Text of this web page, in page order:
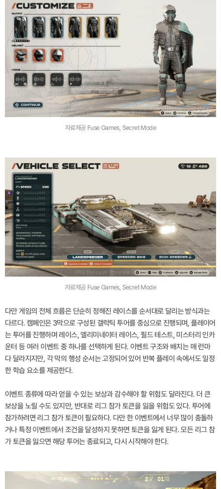
자료제공 Fuse Games, Secret Mode
자료제공 Fuse Games, Secret Mode
다만 게임의 전체 흐름은 단순히 정해진 레이스를 순서대로 달리는 방식과는
다르다. 캠페인은 3막으로 구성된 갤럭틱 투어를 중심으로 진행되며, 플레이어
는 투어를 진행하며 레이스, 엘리미네이터 레이스, 필드 테스트, 미스터리 인카
운터 등 여러 이벤트 중 하나를 선택하게 된다. 이벤트 구조와 배치는 매 런마
다 달라지지만, 각 막의 행성 순서는 고정되어 있어 반복 플레이 속에서도 일정
한 학습 요소를 제공한다.
이벤트 종류에 따라 얻을 수 있는 보상과 감수해야 할 위험도 달라진다. 더 큰
보상을 노릴 수도 있지만, 반대로 리그 참가 토큰을 잃을 위험도 있다. 투어에
참가하려면 리그 참가 토큰이 필요하다. 다만 한 이벤트에서 너무 많이 충돌하
거나 특정 이벤트에서 조건을 달성하지 못하면 토큰을 잃게 된다. 모든 리그 참
가 토큰을 잃으면 해당 투어는 종료되고, 다시 시작해야 한다.